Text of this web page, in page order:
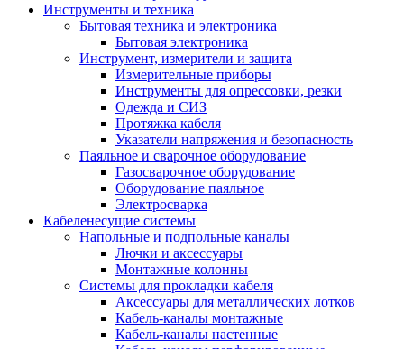
Инструменты и техника
Бытовая техника и электроника
Бытовая электроника
Инструмент, измерители и защита
Измерительные приборы
Инструменты для опрессовки, резки
Одежда и СИЗ
Протяжка кабеля
Указатели напряжения и безопасность
Паяльное и сварочное оборудование
Газосварочное оборудование
Оборудование паяльное
Электросварка
Кабеленесущие системы
Напольные и подпольные каналы
Лючки и аксессуары
Монтажные колонны
Системы для прокладки кабеля
Аксессуары для металлических лотков
Кабель-каналы монтажные
Кабель-каналы настенные